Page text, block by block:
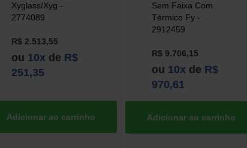
Xyglass/Xyg -
2774089
R$ 2.513,55
ou 10xde R$
251,35
Sem Faixa Com
Térmico Fy -
2912459
R$ 9.706,15
ou 10x de R$
970,61